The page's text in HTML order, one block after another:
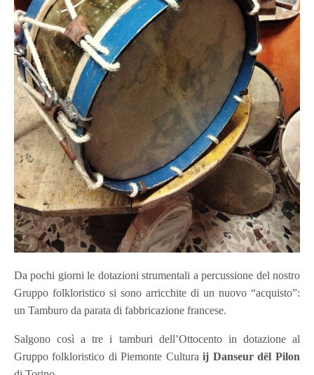
Da pochi giorni le dotazioni strumentali a percussione del nostro
Gruppo folkloristico si sono arricchite di un nuovo “acquisto”:
un Tamburo da parata di fabbricazione francese.
Salgono così a tre i tamburi dell’Ottocento in dotazione al
Gruppo folkloristico di Piemonte Culturaij Danseur dël Pilon